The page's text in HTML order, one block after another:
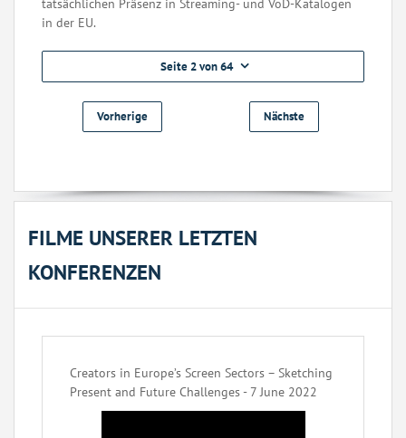
tatsächlichen Präsenz in Streaming- und VoD-Katalogen
in der EU.
Seite 2 von 64
Vorherige Nächste
FILME UNSERER LETZTEN
KONFERENZEN
Creators in Europe’s Screen Sectors – Sketching
Present and Future Challenges - 7 June 2022